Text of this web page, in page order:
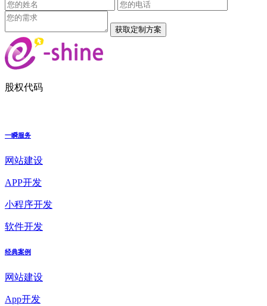
股权代码
一瞬服务
网站建设
APP开发
小程序开发
软件开发
经典案例
网站建设
App开发